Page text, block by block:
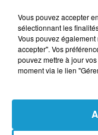
Retrouvez
sur cette
Vous pouvez accepter
sélectionnant les
Vous pouvez
accepter". Vos
pouvez mettre à jour
moment via le lien